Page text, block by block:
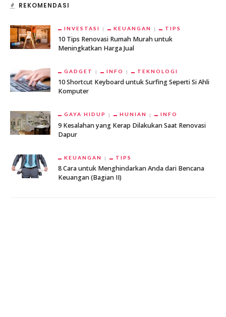
REKOMENDASI
INVESTASI KEUANGAN TIPS
10 Tips Renovasi Rumah Murah untuk
Meningkatkan Harga Jual
GADGET INFO TEKNOLOGI
10 Shortcut Keyboard untuk Surfing Seperti Si Ahli
Komputer
GAYA HIDUP HUNIAN INFO
9 Kesalahan yang Kerap Dilakukan Saat Renovasi
Dapur
KEUANGAN TIPS
8 Cara untuk Menghindarkan Anda dari Bencana
Keuangan (Bagian II)